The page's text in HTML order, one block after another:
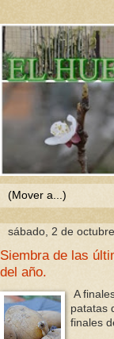
sábado, 2 de
Siembra de las
del año.
A
patatas
finales